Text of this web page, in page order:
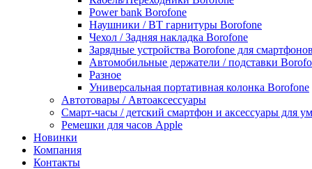
Power bank Borofone
Наушники / BT гарнитуры Borofone
Чехол / Задняя накладка Borofone
Зарядные устройства Borofone для смартфонов
Автомобильные держатели / подставки
Разное
Универсальная портативная колонка Borofone
Автотовары / Автоаксессуары
Смарт-часы / детский смартфон и аксессуары для
Ремешки для часов Apple
Новинки
Компания
Контакты